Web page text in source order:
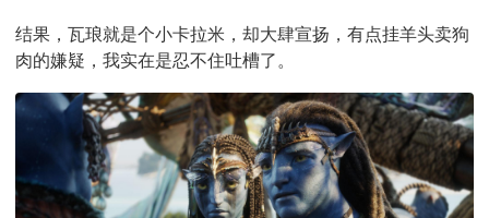
结果，瓦琅就是个小卡拉米，却大肆宣扬，有点挂羊头卖狗
肉的嫌疑，我实在是忍不住吐槽了。